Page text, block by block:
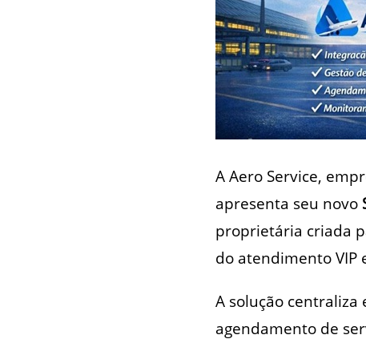
A Aero Service,
apresenta seu novo
proprietária criada
do atendimento VIP
A solução
agendamento de